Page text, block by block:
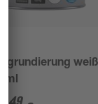
weiß
ml